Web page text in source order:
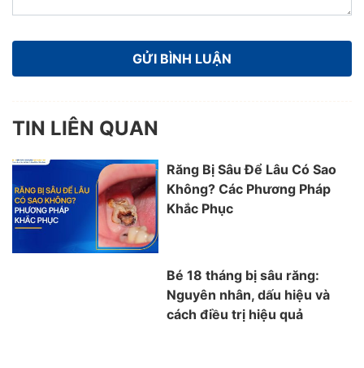
TIN LIÊN QUAN
Răng Bị Sâu Để Lâu Có Sao
Không? Các Phương Pháp
Khắc Phục
Bé 18 tháng bị sâu răng:
Nguyên nhân, dấu hiệu và
cách điều trị hiệu quả